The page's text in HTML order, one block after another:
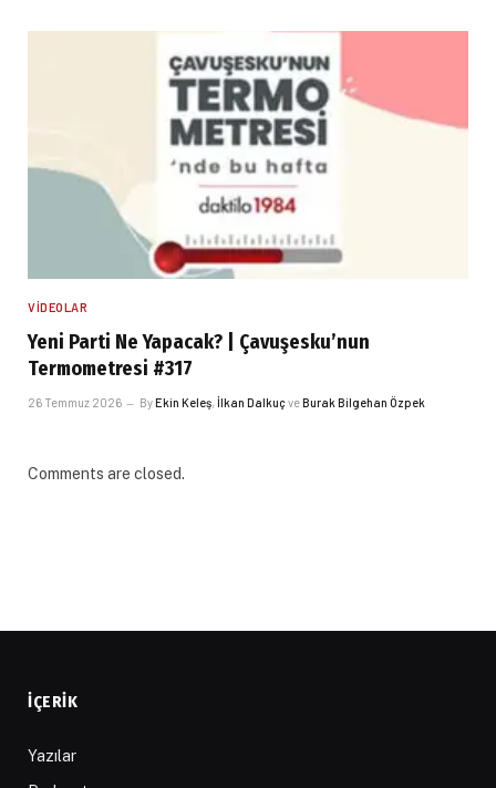
VIDEOLAR
Yeni Parti Ne Yapacak? | Çavuşesku’nun
Termometresi #317
26 Temmuz 2026 ByEkin Keleş, İlkan DalkuçveBurak Bilgehan Özpek
Comments are closed.
İÇERIK
Yazılar